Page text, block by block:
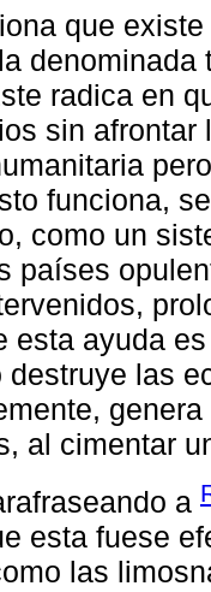
que
radica en
sin
funciona,
como un
países
esta ayuda
destruye las
al cimentar
a
esta fuese
las